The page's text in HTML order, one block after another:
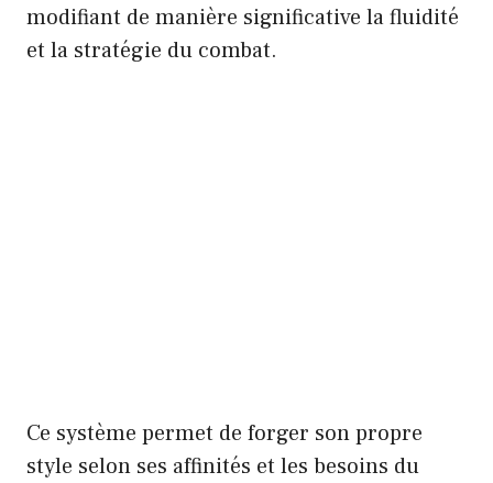
modifiant de manière significative la fluidité
et la stratégie du combat.
Ce système permet de forger son propre
style selon ses affinités et les besoins du